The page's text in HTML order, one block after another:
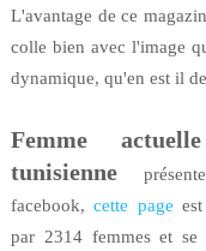
L'avantage de ce
colle bien avec l'image
dynamique, qu'en est il
Femme
tunisienne
facebook,cette page
par 2314 femmes et se